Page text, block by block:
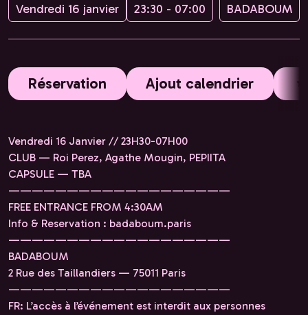
Vendredi 16 janvier 23:30 - 07:00 BADABOUM
Réservation Ajout calendrier
Vendredi 16 Janvier // 23H30-07H00
CLUB — Roi Perez, Agathe Mougin, PEPIITA
CAPSULE — TBA
———————————————————
FREE ENTRANCE FROM 4:30AM
Info & Reservation : badaboum.paris
———————————————————
BADABOUM
2 Rue des Taillandiers — 75011 Paris
———————————————————
FR: L’accès à l’événement est interdit aux personnes